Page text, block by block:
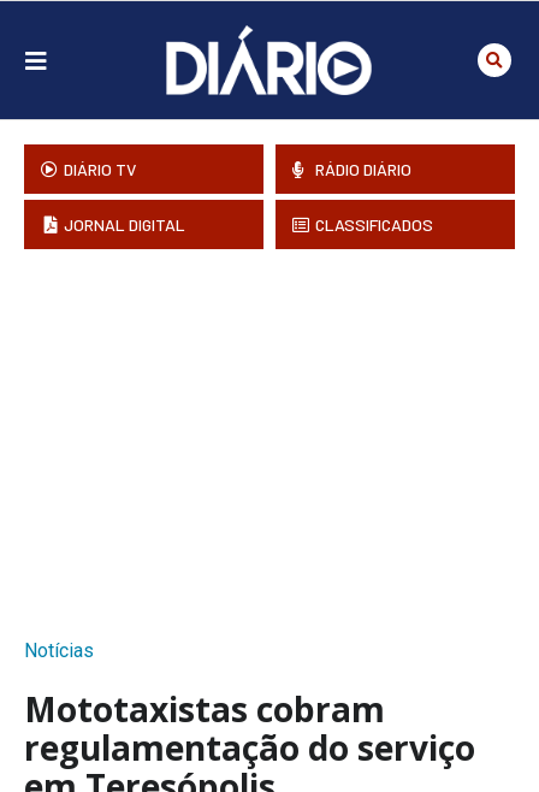
DIÁRIO TV RÁDIO DIÁRIO
JORNAL DIGITAL CLASSIFICADOS
Notícias
Mototaxistas cobram
regulamentação do serviço